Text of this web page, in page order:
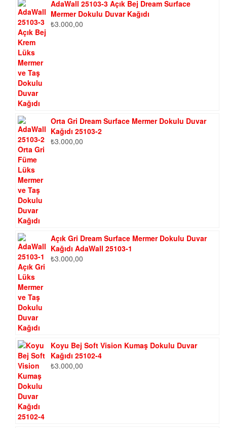
AdaWall 25103-3 Açık Bej Dream Surface
Mermer Dokulu Duvar Kağıdı
₺3.000,00
Orta Gri Dream Surface Mermer Dokulu Duvar
Kağıdı 25103-2
₺3.000,00
Açık Gri Dream Surface Mermer Dokulu Duvar
Kağıdı AdaWall 25103-1
₺3.000,00
Koyu Bej Soft Vision Kumaş Dokulu Duvar
Kağıdı 25102-4
₺3.000,00